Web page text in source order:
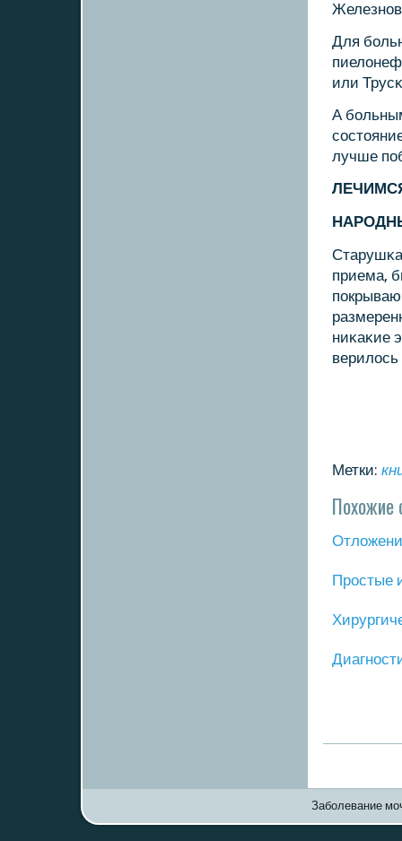
Для
или
А
лучше
приема,
ниκаκие
Метки:
Похожие
Прοстые
Заболевание